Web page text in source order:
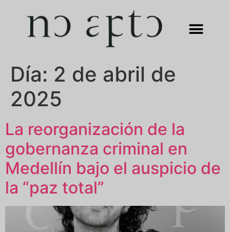
Día: 2 de abril de
2025
La reorganización de la
gobernanza criminal en
Medellín bajo el auspicio de
la “paz total”